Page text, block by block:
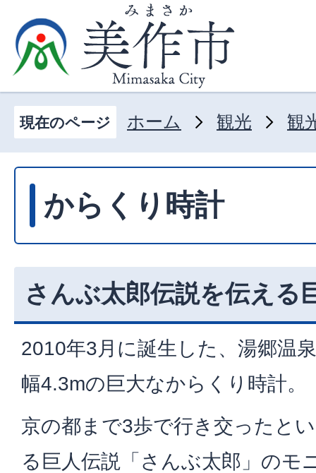
現在のページ ホーム 観光 観
からくり時計
さんぶ太郎伝説を伝える
2010年3月に誕生した、湯郷温
幅4.3mの巨大なからくり時計。
京の都まで3歩で行き交ったと
る巨人伝説「さんぶ太郎」のモ